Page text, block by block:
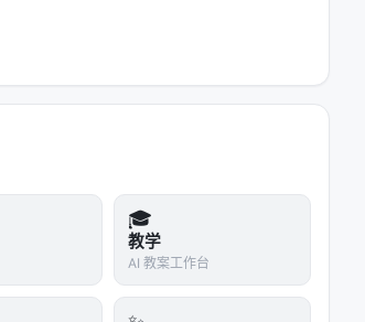
🎓
教学
AI 教案工作台